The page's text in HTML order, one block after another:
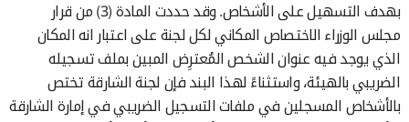
بهدف التسهيل على الأشخاص. وقد حددت المادة (3) من قرار
مجلس الوزراء الاختصاص المكاني لكل لجنة على اعتبار انه المكان
الذي يوجد فيه عنوان الشخص المُعترِض المبين بملف تسجيله
الضريبي بالهيئة، واستثناءً لهذا البند فإن لجنة الشارقة تختص
بالأشخاص المسجلين في ملفات التسجيل الضريبي في إمارة الشارقة